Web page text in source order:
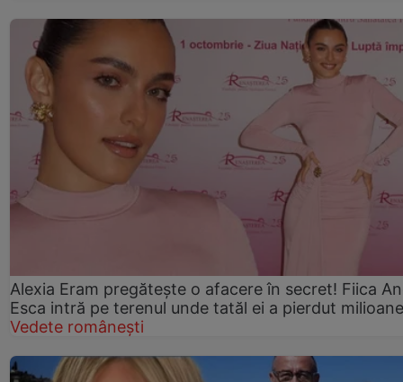
Alexia Eram pregătește o afacere în secret! Fiica
Esca intră pe terenul unde tatăl ei a pierdut milioane
Vedete românești